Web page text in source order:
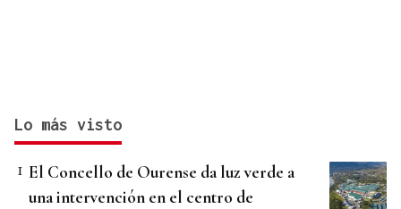
Lo más visto
El Concello de Ourense da luz verde a
una intervención en el centro de